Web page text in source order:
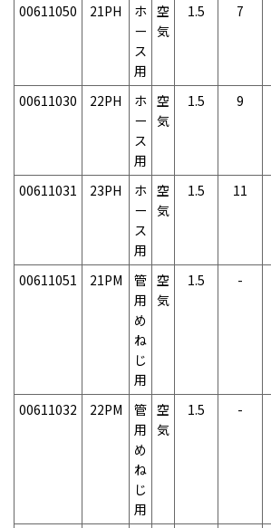
00611050 21PH
ホ
ー
ス
用
空
気
1.5 7
00611030 22PH
ホ
ー
ス
用
空
気
1.5 9
00611031 23PH
ホ
ー
ス
用
空
気
1.5 11
00611051 21PM
管
用
め
ね
じ
用
空
気
1.5 -
00611032 22PM
管
用
め
ね
じ
用
空
気
1.5 -